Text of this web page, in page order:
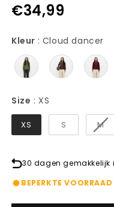
€34,99
Kleur : Cloud dancer
Size
Size : XS
XS S M
30 dagen gemakkelijk
BEPERKTE VOORRAAD